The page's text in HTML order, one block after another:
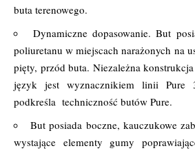
buta terenowego.
Dynamiczne dopasowanie. But
poliuretanu w miejscach narażonych na
pięty, przód buta. Niezależna
język jest wyznacznikiem linii
podkreśla techniczność butów Pure.
But posiada boczne, kauczukowe
wystające elementy gumy